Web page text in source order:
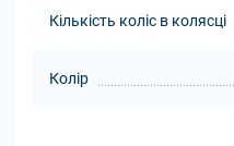
Кількість коліс в колясці
Колір